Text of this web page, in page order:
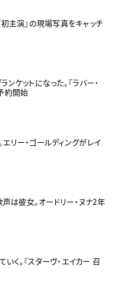
初主演』の現場写真をキャッチ
ンケットになった。『ラバー・
約開始
リー・ゴールディングがレイ
声は彼女。オードリー・ヌナ2年
く。『スターヴ・エイカー 召